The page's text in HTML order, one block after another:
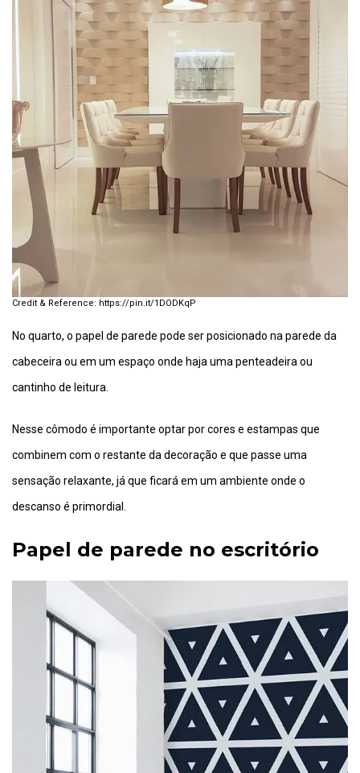
https://pin.it/1DODKqP
No quarto, o papel de parede pode ser posicionado na parede da
cabeceira ou em um espaço onde haja uma penteadeira ou
cantinho de leitura.
Nesse cômodo é importante optar por cores e estampas que
combinem com o restante da decoração e que passe uma
sensação relaxante, já que ficará em um ambiente onde o
descanso é primordial.
Papel de parede no escritório